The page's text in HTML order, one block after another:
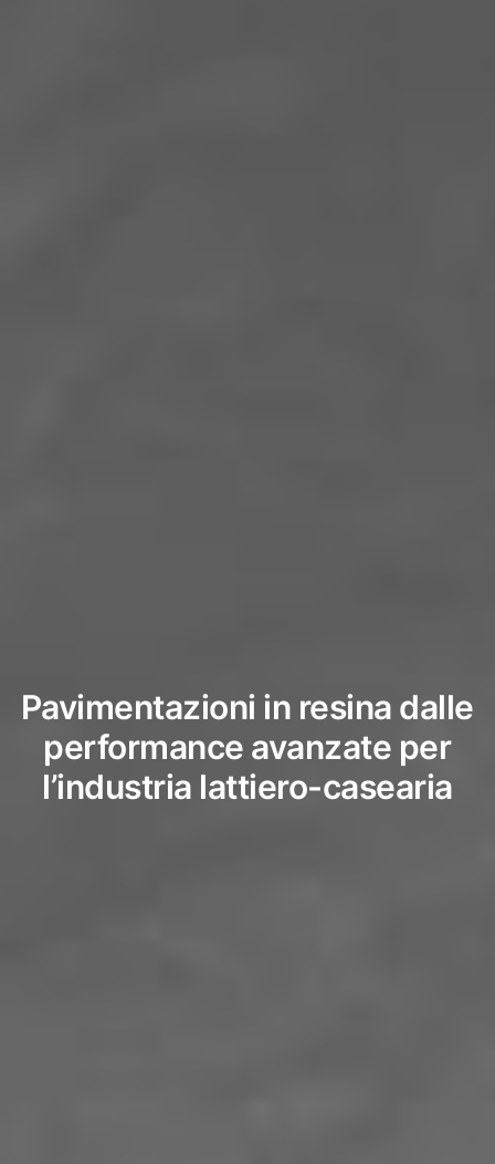
Pavimentazioni in resina dalle
performance avanzate per
l’industria lattiero-casearia